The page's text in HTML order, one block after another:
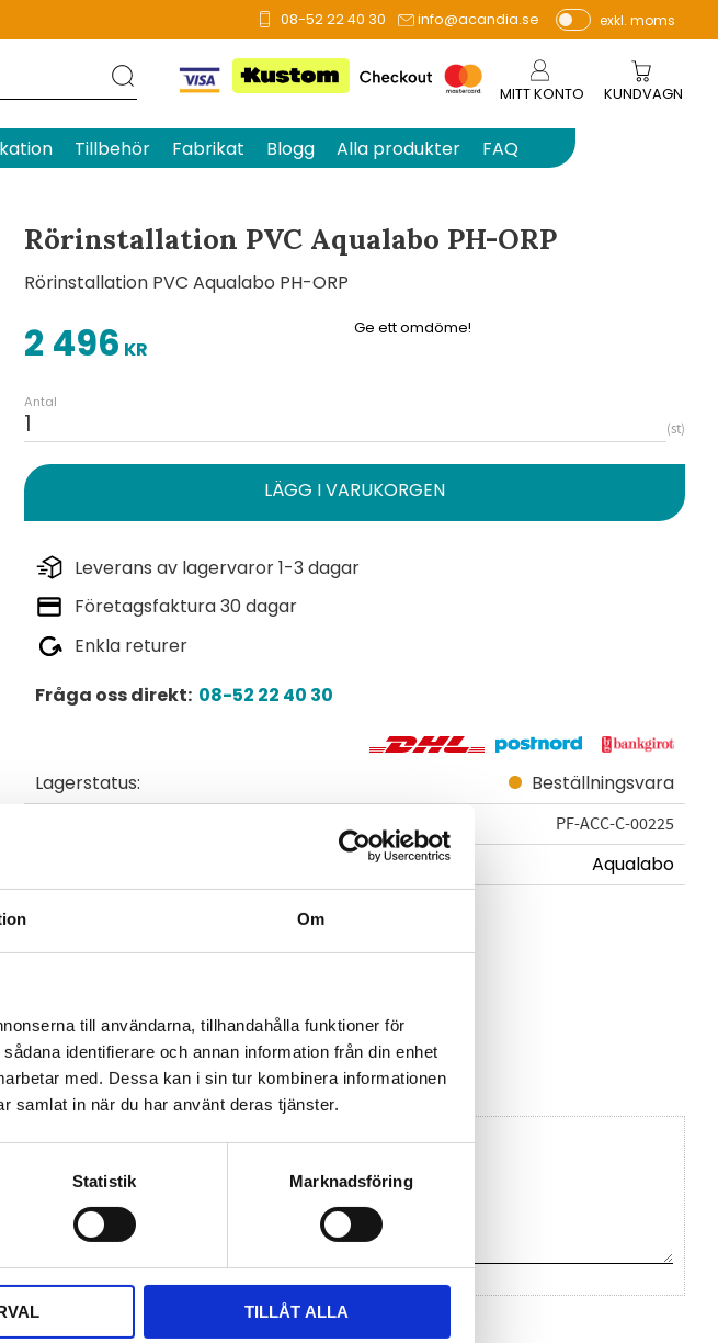
Om
till användarna, tillhandahålla funktioner för
identifierare och annan information från din enhet
med. Dessa kan i sin tur kombinera informationen
samlat in när du har använt deras tjänster.
Statistik Marknadsföring
TILLÅT ALLA
08-52 22 40 30 info@acandia.se
P
e
r
vi
exkl. moms
MITT KONTO KUNDVAGN
Tillbehör Fabrikat Blogg Alla produkter FAQ
Rörinstallation PVC Aqualabo PH-ORP
Rörinstallation PVC Aqualabo PH-ORP
2 496 KR
Antal
st
Leverans av lagervaror 1-3 dagar
Företagsfaktura 30 dagar
Enkla returer
Fråga oss direkt: 08-52 22 40 30
Lagerstatus Beställningsvara
PF-ACC-C-00225
Aqualabo
Dokument
Visa alla produkter från Aqualabo
Ge ett omdöme!
Omdömen
Baserat på 0 betyg.
Du
Bli den första att lämna ett omdöme.